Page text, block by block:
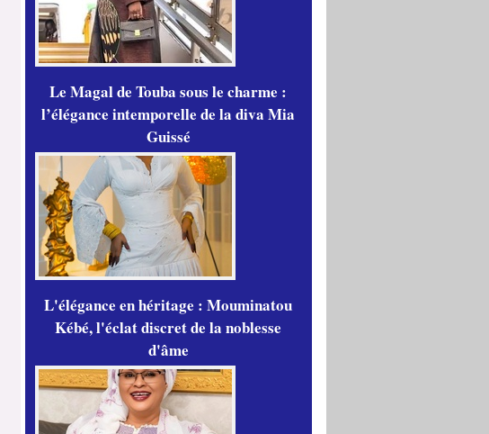
Le Magal de Touba sous le charme :
l’élégance intemporelle de la diva Mia
Guissé
L'élégance en héritage : Mouminatou
Kébé, l'éclat discret de la noblesse
d'âme